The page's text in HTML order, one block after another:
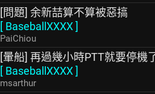
[問題] 余新喆算不算被惡搞
[ BaseballXXXX]
PaiChiou
[暈船] 再過幾小時PTT就要停機
[ BaseballXXXX]
msarthur